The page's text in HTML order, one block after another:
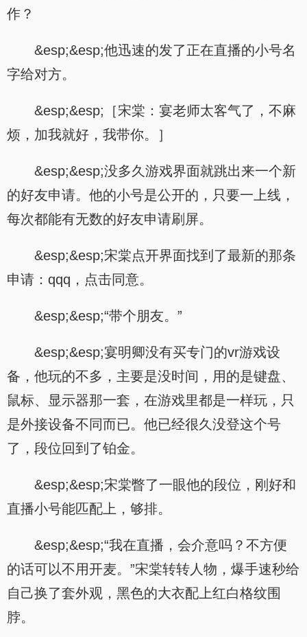
作？
&esp;&esp;他迅速的发了正在直播的小号名
字给对方。
&esp;&esp;［宋棠：宴老师太客气了，不麻
烦，加我就好，我带你。］
&esp;&esp;没多久游戏界面就跳出来一个新
的好友申请。他的小号是公开的，只要一上线，
每次都能有无数的好友申请刷屏。
&esp;&esp;宋棠点开界面找到了最新的那条
申请：qqq，点击同意。
&esp;&esp;“带个朋友。”
&esp;&esp;宴明卿没有买专门的vr游戏设
备，他玩的不多，主要是没时间，用的是键盘、
鼠标、显示器那一套，在游戏里都是一样玩，只
是外接设备不同而已。他已经很久没登这个号
了，段位回到了铂金。
&esp;&esp;宋棠瞥了一眼他的段位，刚好和
直播小号能匹配上，够排。
&esp;&esp;“我在直播，会介意吗？不方便
的话可以不用开麦。”宋棠转转人物，爆手速秒给
自己换了套外观，黑色的大衣配上红白格纹围
脖。